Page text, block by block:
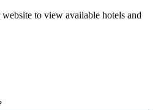
to view available hotels and